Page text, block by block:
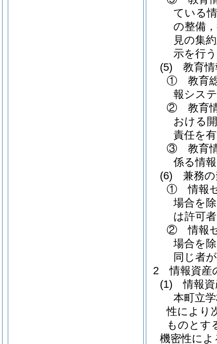
ている
の整備
見の集
示を行
(5) 教育情
① 教育総
報シス
② 教育情
おける
責任を
③ 教育情
係る情
(6) 兼務の
① 情報セ
場合を
は許可
② 情報セ
場合を
同じ者
2 情報資産
(1) 情報資
本町立
性により
ものとす
機密性に